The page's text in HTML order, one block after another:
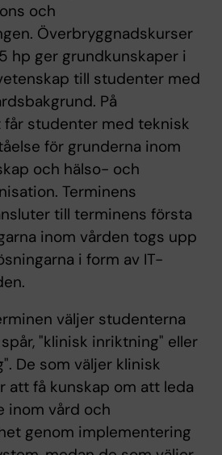
och
Överbryggnadskurser
hp ger grundkunskaper i
till studenter med
På
studenter med teknisk
för grunderna inom
och hälso- och
Terminens
till terminens första
inom vården togs upp
i form av IT-
väljer studenterna
"klinisk inriktning" eller
De som väljer klinisk
att få kunskap om att leda
inom vård och
genom implementering